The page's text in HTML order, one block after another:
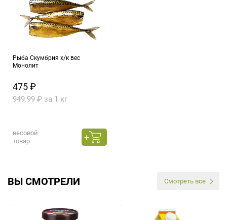
Рыба Скумбрия х/к вес
Монолит
475 ₽
949.99 ₽ за 1 кг
весовой
товар
ВЫ СМОТРЕЛИ Смотреть все